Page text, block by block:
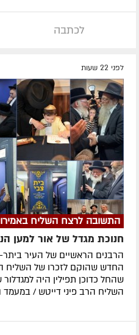
לכתבה
לפני 22 שעות
התשובה לרצח השליח
חנוכת מגדל של אור למען
הרבנים הראשיים של העיר
החדש שהוקם לזכרו של השליח
שהחל כדוכן תפילין היה
השליח הרב פיני דייטש / במעמד